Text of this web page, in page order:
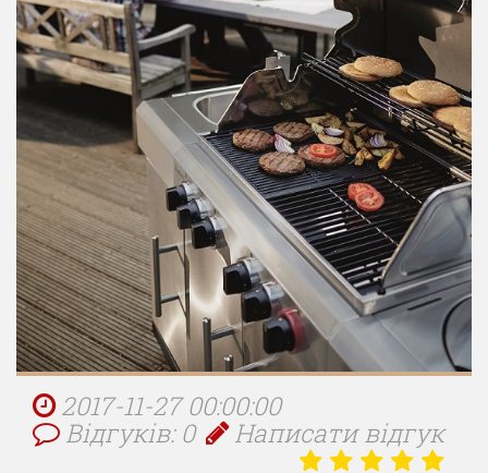
2017-11-27 00:00:00
Відгуків: 0
Написати відгук